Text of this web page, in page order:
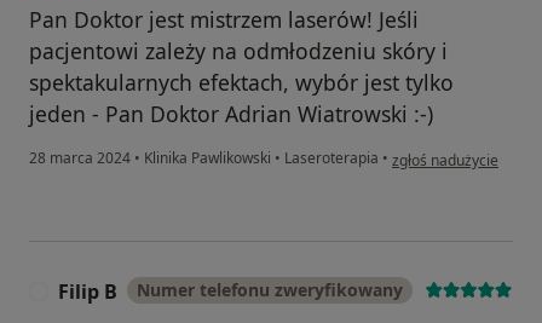
Pan Doktor jest mistrzem laserów! Jeśli
pacjentowi zależy na odmłodzeniu skóry i
spektakularnych efektach, wybór jest tylko
jeden - Pan Doktor Adrian Wiatrowski :-)
28 marca 2024 • Klinika Pawlikowski • Laseroterapia • w opinii użytkownika
zgłoś nadużycie
Filip B Numer telefonu zweryfikowany